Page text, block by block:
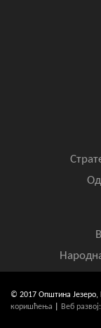
© 2017 Општина Језеро,
коришћења
Веб